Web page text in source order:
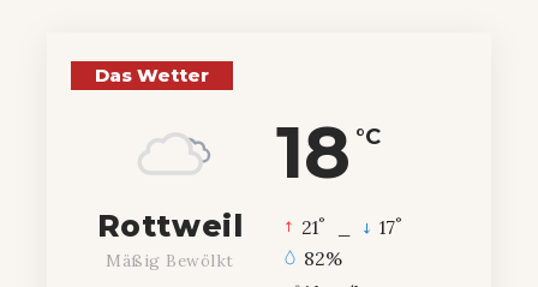
Das Wetter
18 °C
Rottweil
Mäßig Bewölkt
21° 17°
82%